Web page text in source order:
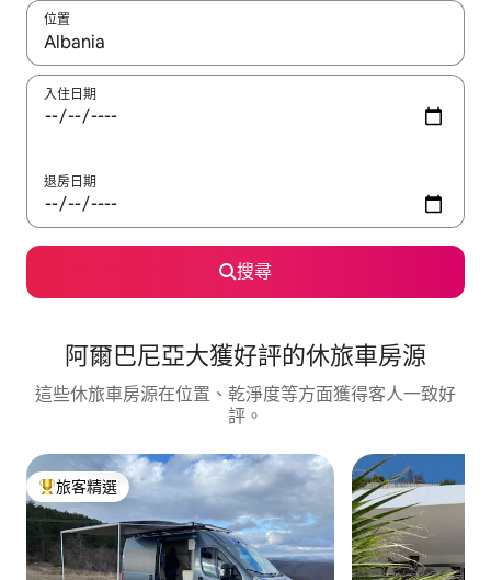
位置
如有搜尋結果，瀏覽內容時請使用上下箭頭，或輕點、滑動裝置。
入住日期
退房日期
搜尋
阿爾巴尼亞大獲好評的休旅車房源
這些休旅車房源在位置、乾淨度等方面獲得客人一致好
評。
旅客精選榜首
旅客精選